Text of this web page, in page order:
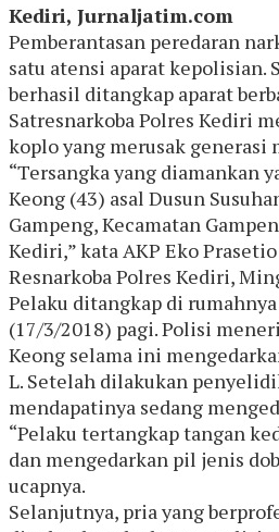
Kediri, Jurnaljatim.com
Pemberantasan peredaran
satu atensi aparat kepolisian.
berhasil ditangkap aparat
Satresnarkoba Polres Kediri
koplo yang merusak generasi
“Tersangka yang diamankan
Keong (43) asal Dusun
Gampeng, Kecamatan
Kediri,” kata AKP Eko
Resnarkoba Polres Kediri,
Pelaku ditangkap di rumahnya
(17/3/2018) pagi. Polisi
Keong selama ini
L. Setelah dilakukan
mendapatinya sedang
“Pelaku tertangkap tangan
dan mengedarkan pil jenis
ucapnya.
Selanjutnya, pria yang